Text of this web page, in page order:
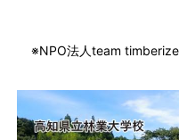
※NPO法人team